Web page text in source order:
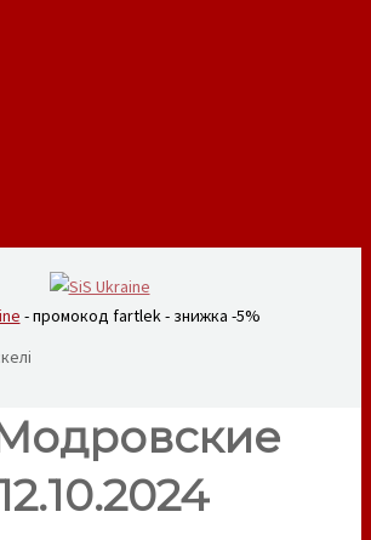
- промокод fartlek - знижка -5%